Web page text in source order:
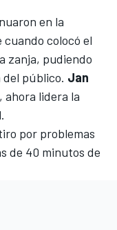
en la
colocó el
zanja, pudiendo
del público. Jan
ahora lidera la
por problemas
de 40 minutos de